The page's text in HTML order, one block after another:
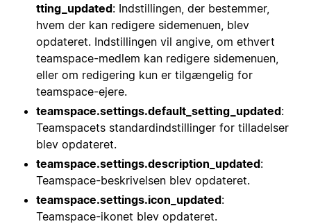
tting_updated: Indstillingen, der bestemmer,
hvem der kan redigere sidemenuen, blev
opdateret. Indstillingen vil angive, om ethvert
teamspace-medlem kan redigere sidemenuen,
eller om redigering kun er tilgængelig for
teamspace-ejere.
teamspace.settings.default_setting_updated:
Teamspacets standardindstillinger for tilladelser
blev opdateret.
teamspace.settings.description_updated:
Teamspace-beskrivelsen blev opdateret.
teamspace.settings.icon_updated:
Teamspace-ikonet blev opdateret.